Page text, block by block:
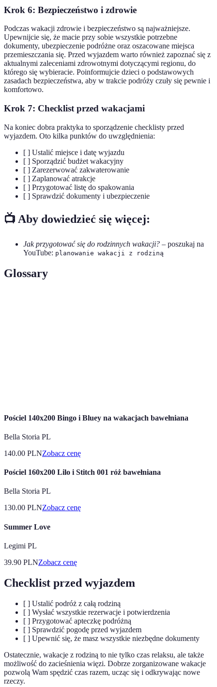
Krok 6: Bezpieczeństwo i zdrowie
Podczas wakacji zdrowie i bezpieczeństwo są najważniejsze.
Upewnijcie się, że macie przy sobie wszystkie potrzebne
dokumenty, ubezpieczenie podróżne oraz oszacowane miejsca
przemieszczania się. Przed wyjazdem warto również zapoznać się z
aktualnymi zaleceniami zdrowotnymi dotyczącymi regionu, do
którego się wybieracie. Poinformujcie dzieci o podstawowych
zasadach bezpieczeństwa, aby w trakcie podróży czuły się pewnie i
komfortowo.
Krok 7: Checklist przed wakacjami
Na koniec dobra praktyka to sporządzenie checklisty przed
wyjazdem. Oto kilka punktów do uwzględnienia:
[ ] Ustalić miejsce i datę wyjazdu
[ ] Sporządzić budżet wakacyjny
[ ] Zarezerwować zakwaterowanie
[ ] Zaplanować atrakcje
[ ] Przygotować listę do spakowania
[ ] Sprawdzić dokumenty i ubezpieczenie
📺 Aby dowiedzieć się więcej:
Jak przygotować się do rodzinnych wakacji? – poszukaj na
YouTube: planowanie wakacji z rodziną
Glossary
Pościel 140x200 Bingo i Bluey na wakacjach bawełniana
Bella Storia PL
140.00 PLNZobacz cenę
Pościel 160x200 Lilo i Stitch 001 róż bawełniana
Bella Storia PL
130.00 PLNZobacz cenę
Summer Love
Legimi PL
39.90 PLNZobacz cenę
Checklist przed wyjazdem
[ ] Ustalić podróż z całą rodziną
[ ] Wysłać wszystkie rezerwacje i potwierdzenia
[ ] Przygotować apteczkę podróżną
[ ] Sprawdzić pogodę przed wyjazdem
[ ] Upewnić się, że masz wszystkie niezbędne dokumenty
Ostatecznie, wakacje z rodziną to nie tylko czas relaksu, ale także
możliwość do zacieśnienia więzi. Dobrze zorganizowane wakacje
pozwolą Wam spędzić czas razem, ucząc się i odkrywając nowe
rzeczy.